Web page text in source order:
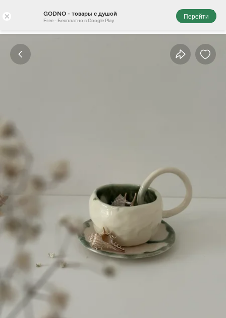
× GODNO - товары с душой
Free - Бесплатно в Google Play
Перейти